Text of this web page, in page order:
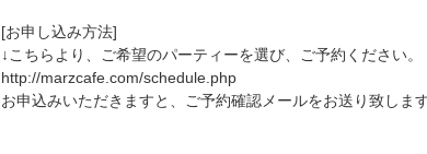
[お申し込み方法]
↓こちらより、ご希望のパーティーを選び、ご予約ください。
http://marzcafe.com/schedule.php
お申込みいただきますと、ご予約確認メールをお送り致します